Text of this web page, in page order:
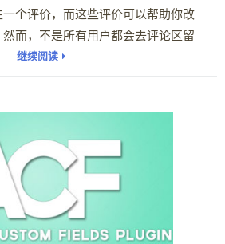
个评价，而这些评价可以帮助你改
而，不是所有用户都会去评论区留
继续阅读